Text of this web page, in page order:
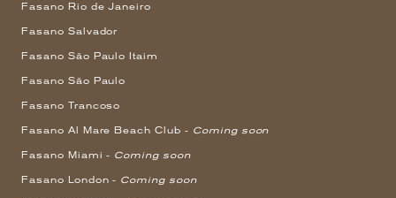
Fasano Rio de Janeiro
Fasano Salvador
Fasano São Paulo Itaim
Fasano São Paulo
Fasano Trancoso
Fasano Al Mare Beach Club - Coming soon
Fasano Miami - Coming soon
Fasano London - Coming soon